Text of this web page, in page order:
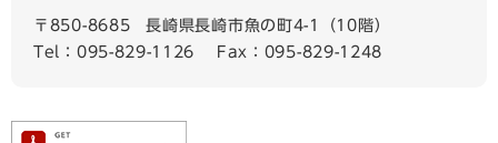
〒850-8685
長崎県長崎市魚の町4-1（10階）
Tel：095-829-1126
Fax：095-829-1248